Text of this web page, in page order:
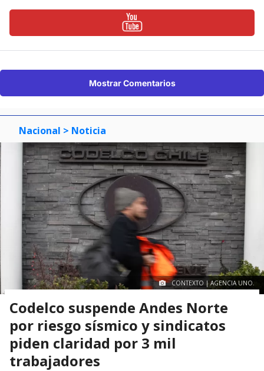
Mostrar Comentarios
Nacional > Noticia
CONTEXTO | AGENCIA UNO.
Codelco suspende Andes Norte
por riesgo sísmico y sindicatos
piden claridad por 3 mil
trabajadores